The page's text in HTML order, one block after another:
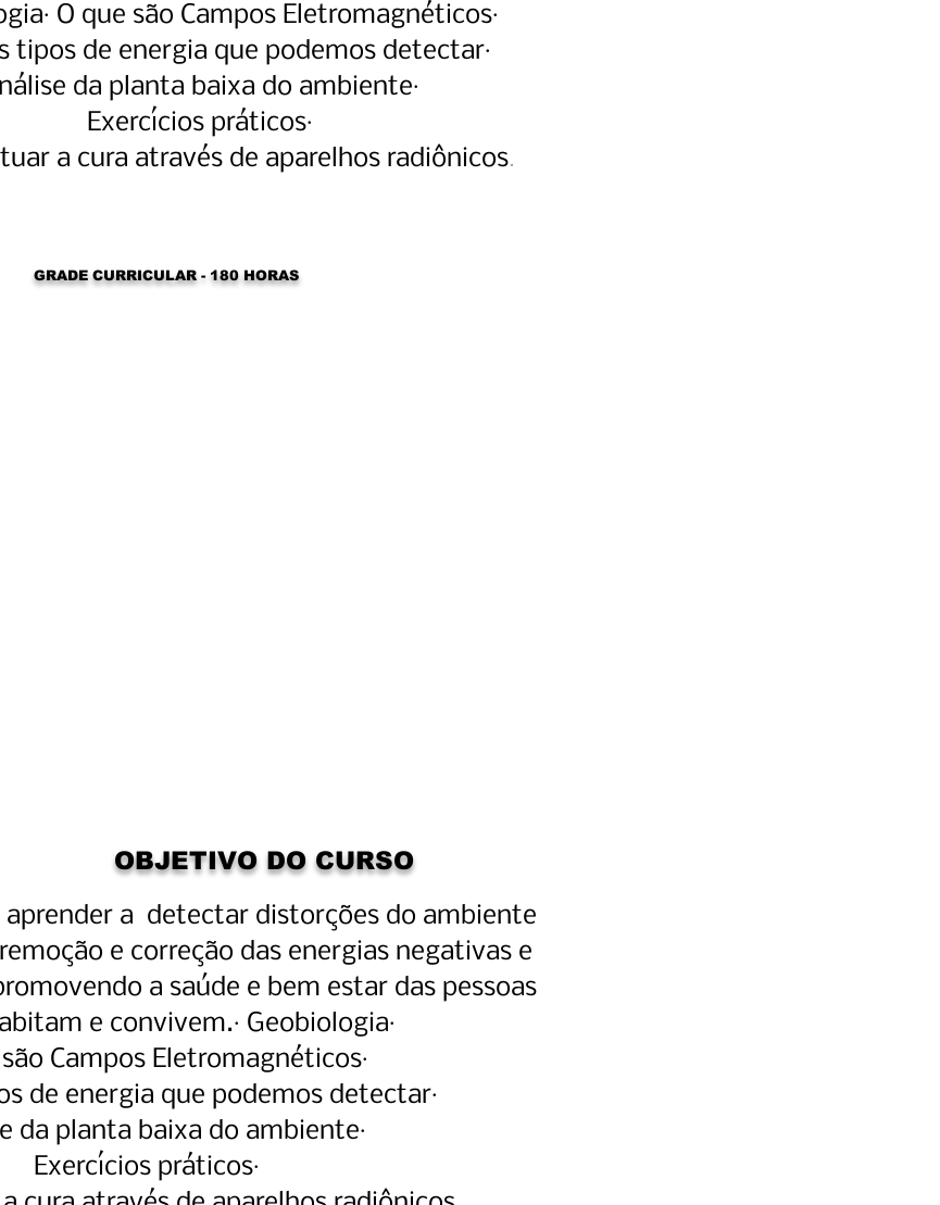
O que são Campos Eletromagnéticos·
tipos de energia que podemos detectar·
da planta baixa do ambiente·
Exercícios práticos·
a cura através de aparelhosradiônicos.
GRADE CURRICULAR - 180 HORAS
OBJETIVO DO CURSO
aprender a detectar distorções do ambiente
e correção das energias negativas e
a saúde e bem estar das pessoas
e convivem.· Geobiologia·
Campos Eletromagnéticos·
de energia que podemos detectar·
da planta baixa do ambiente·
Exercícios práticos·